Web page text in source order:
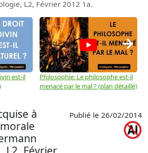
L2, Février 2012 1a.
est-il
Philosophie: Le philosophe est-il
menacé par le mal ? (plan détaillé)
→
à
Publié le 26/02/2014